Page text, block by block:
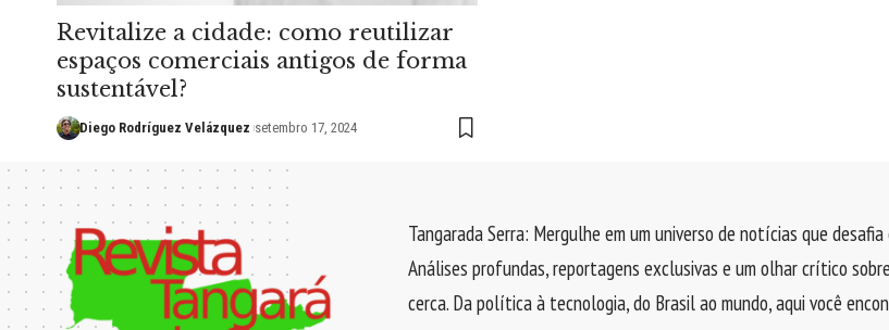
Revitalize a cidade: como reutilizar
espaços comerciais antigos de forma
sustentável?
Diego Rodríguez Velázquez setembro 17, 2024
Tangarada Serra: Mergulhe em um universo de notícias que desafia
Análises profundas, reportagens exclusivas e um olhar crítico
cerca. Da política à tecnologia, do Brasil ao mundo, aqui você